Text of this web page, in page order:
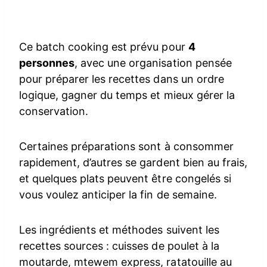
Ce batch cooking est prévu pour 4
personnes, avec une organisation pensée
pour préparer les recettes dans un ordre
logique, gagner du temps et mieux gérer la
conservation.
Certaines préparations sont à consommer
rapidement, d’autres se gardent bien au frais,
et quelques plats peuvent être congelés si
vous voulez anticiper la fin de semaine.
Les ingrédients et méthodes suivent les
recettes sources : cuisses de poulet à la
moutarde, mtewem express, ratatouille au